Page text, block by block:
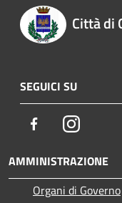
Città di
SEGUICI SU
FacebookInstagram
AMMINISTRAZIONE
Organi di Governo